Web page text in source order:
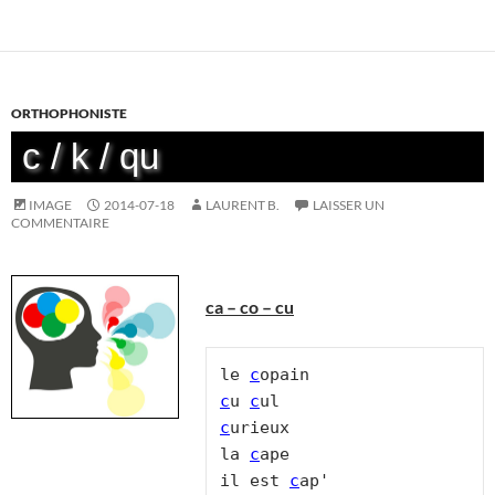
ORTHOPHONISTE
c / k / qu
IMAGE 2014-07-18 LAURENT B.
LAISSER UN
COMMENTAIRE
ca – co – cu
le c
cu c
curieux
la cape
il est cap'